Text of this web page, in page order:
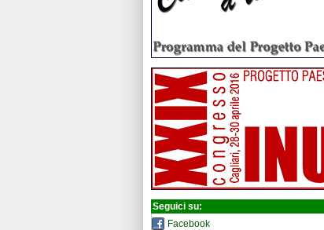
Seguici su:
Facebook